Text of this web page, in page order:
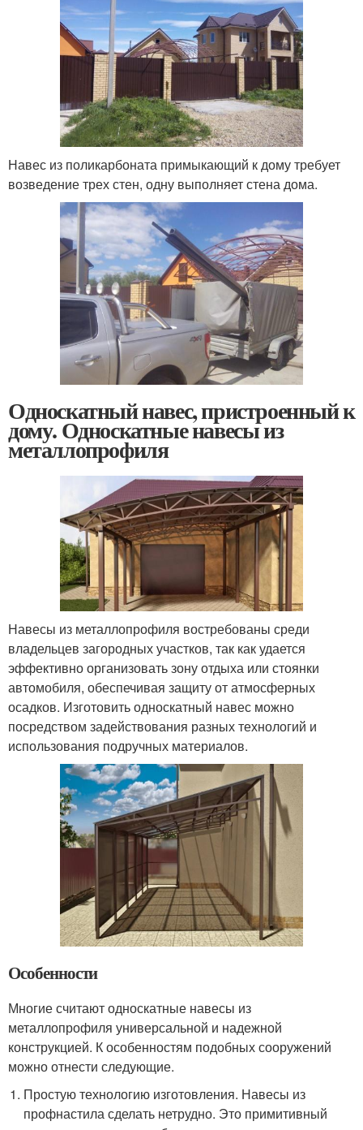
Навес из поликарбоната примыкающий к дому требует
возведение трех стен, одну выполняет стена дома.
Односкатный навес, пристроенный к
дому. Односкатные навесы из
металлопрофиля
Навесы из металлопрофиля востребованы среди
владельцев загородных участков, так как удается
эффективно организовать зону отдыха или стоянки
автомобиля, обеспечивая защиту от атмосферных
осадков. Изготовить односкатный навес можно
посредством задействования разных технологий и
использования подручных материалов.
Особенности
Многие считают односкатные навесы из
металлопрофиля универсальной и надежной
конструкцией. К особенностям подобных сооружений
можно отнести следующие.
Простую технологию изготовления. Навесы из
профнастила сделать нетрудно. Это примитивный